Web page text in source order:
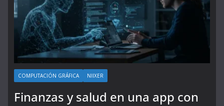
COMPUTACIÓN GRÁFICA NIIXER
Finanzas y salud en una app con